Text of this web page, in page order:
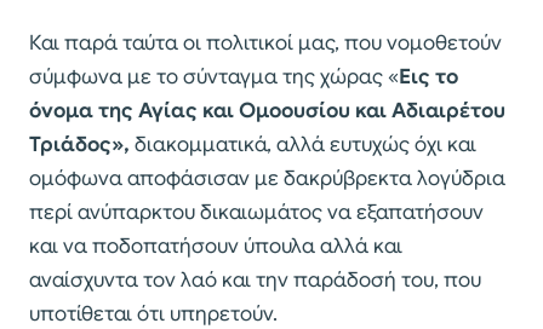
Και παρά ταύτα οι πολιτικοί μας, που νομοθετούν
σύμφωνα με το σύνταγμα της χώρας «Εις το
όνομα της Αγίας και Ομοουσίου και Αδιαιρέτου
Τριάδος», διακομματικά, αλλά ευτυχώς όχι και
ομόφωνα αποφάσισαν με δακρύβρεκτα λογύδρια
περί ανύπαρκτου δικαιωμάτος να εξαπατήσουν
και να ποδοπατήσουν ύπουλα αλλά και
αναίσχυντα τον λαό και την παράδοσή του, που
υποτίθεται ότι υπηρετούν.